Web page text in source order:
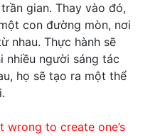
gian. Thay vào đó,
con đường mòn, nơi
nhau. Thực hành sẽ
nhiều người sáng tác
họ sẽ tạo ra một thể
wrong to create one’s